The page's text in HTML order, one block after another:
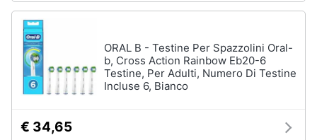
ORAL B - Testine Per Spazzolini Oral-
b, Cross Action Rainbow Eb20-6
Testine, Per Adulti, Numero Di Testine
Incluse 6, Bianco
€ 34,65